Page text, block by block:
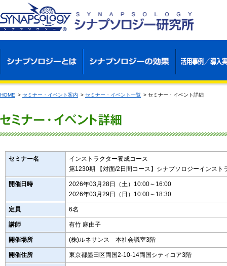
HOME > セミナー・イベント案内 > セミナー・イベント一覧 > セミナー・イベント詳細
セミナー名
インストラクター養成コース
第1230期 【対面/2日間コース】シナプソロジーインスト
開催日時
2026年03月28日（土）10:00～16:00
2026年03月29日（日）10:00～18:30
定員 6名
講師 有竹 麻由子
開催場所 (株)ルネサンス 本社会議室3階
開催住所 東京都墨田区両国2-10-14両国シティコア3階